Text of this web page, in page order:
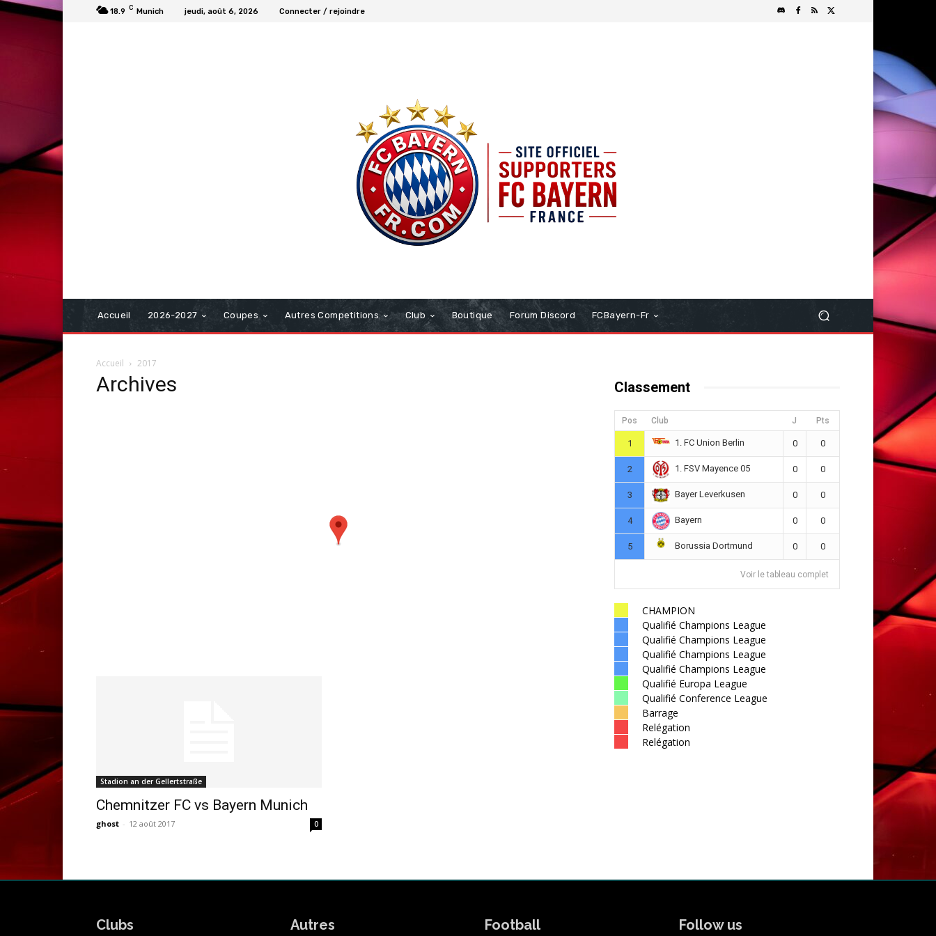
18.9 C Munich jeudi, août 6, 2026 Connecter / rejoindre
Accueil 2026-2027 Coupes Autres Competitions Club Boutique Forum Discord FCBayern-Fr
Accueil 2017
Archives
Stadion an der Gellertstraße
Chemnitzer FC vs Bayern Munich
ghost - 12 août 2017 0
Classement
Pos Club J Pts
1 1. FC Union Berlin 0 0
2 1. FSV Mayence 05 0 0
3 Bayer Leverkusen 0 0
4 Bayern 0 0
5 Borussia Dortmund 0 0
Voir le tableau complet
CHAMPION
Qualifié Champions League
Qualifié Champions League
Qualifié Champions League
Qualifié Champions League
Qualifié Europa League
Qualifié Conference League
Barrage
Relégation
Relégation
Clubs Autres Football Follow us